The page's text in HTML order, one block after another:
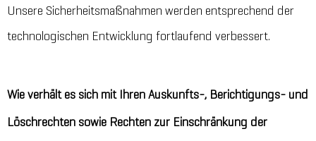
Unsere Sicherheitsmaßnahmen werden entsprechend der
technologischen Entwicklung fortlaufend verbessert.
Wie verhält es sich mit Ihren Auskunfts-, Berichtigungs- und
Löschrechten sowie Rechten zur Einschränkung der